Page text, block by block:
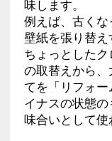
味します。
例えば、古くな
壁紙を張り替え
ちょっとした
の取替えから
てを「リフォ
イナスの状態
味合いとして使